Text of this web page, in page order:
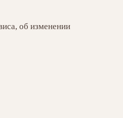
об изменении